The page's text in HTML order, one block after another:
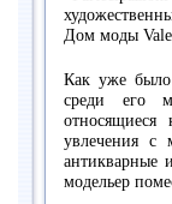
Дом моды
Как уже было
среди его
относящиеся
увлечения с
антикварные
модельер